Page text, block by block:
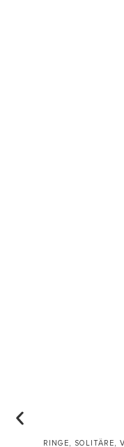
RINGE, SOLITÄRE,